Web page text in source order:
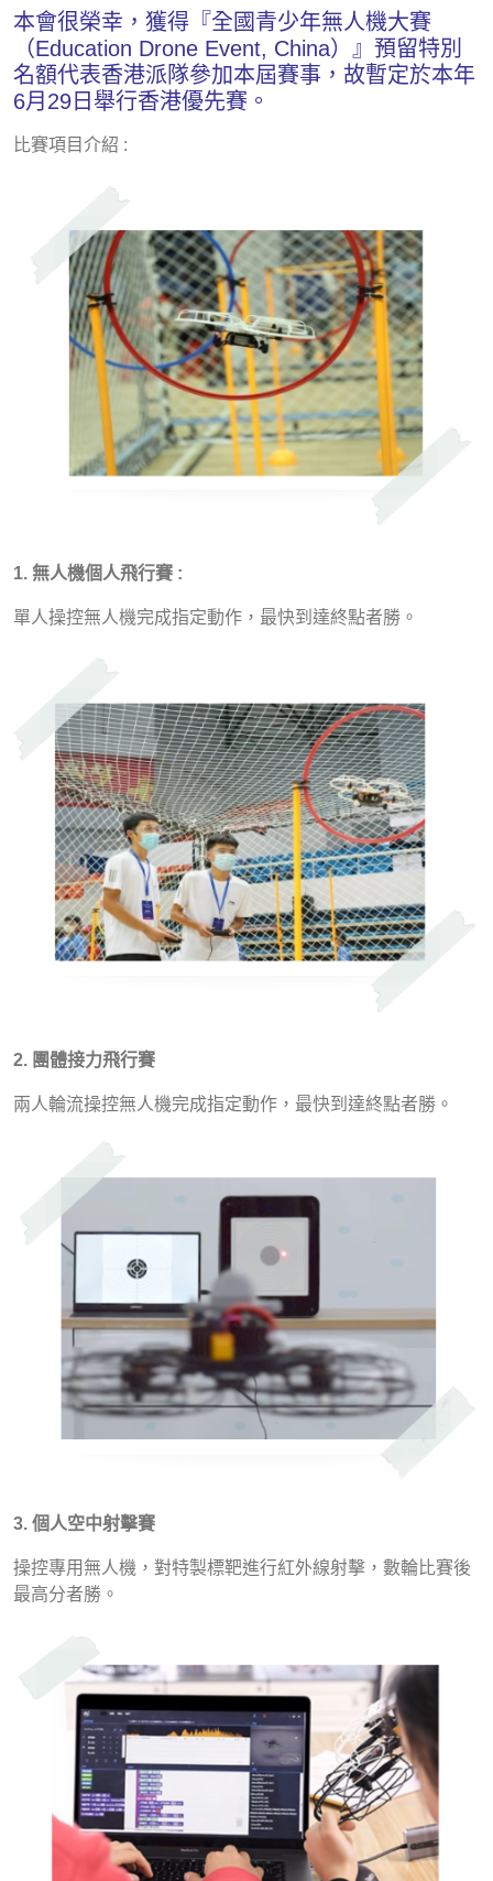
本會很榮幸，獲得『全國青少年無人機大賽
（Education Drone Event, China）』預留特別
名額代表香港派隊參加本屆賽事，故暫定於本年
6月29日舉行香港優先賽。
比賽項目介紹 :
1. 無人機個人飛行賽 :
單人操控無人機完成指定動作，最快到達終點者勝。
2. 團體接力飛行賽
兩人輪流操控無人機完成指定動作，最快到達終點者勝。
3. 個人空中射擊賽
操控專用無人機，對特製標靶進行紅外線射擊，數輪比賽後
最高分者勝。